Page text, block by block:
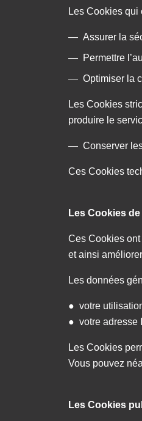
Les Cookies
Assurer la
Permettre
Optimiser la
Les Cookies
produire le
Conserver
Ces Cookies
Les Cookies
Ces Cookies
et ainsi
Les données
● votre
● votre adresse
Les Cookies
Vous pouvez
Les Cookies